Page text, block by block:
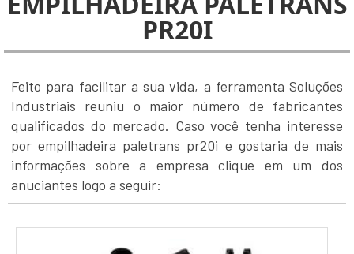
PR20I
Feito para facilitar a sua vida, a ferramenta Soluções
Industriais reuniu o maior número de fabricantes
qualificados do mercado. Caso você tenha interesse
por empilhadeira paletrans pr20i e gostaria de mais
informações sobre a empresa clique em um dos
anuciantes logo a seguir: